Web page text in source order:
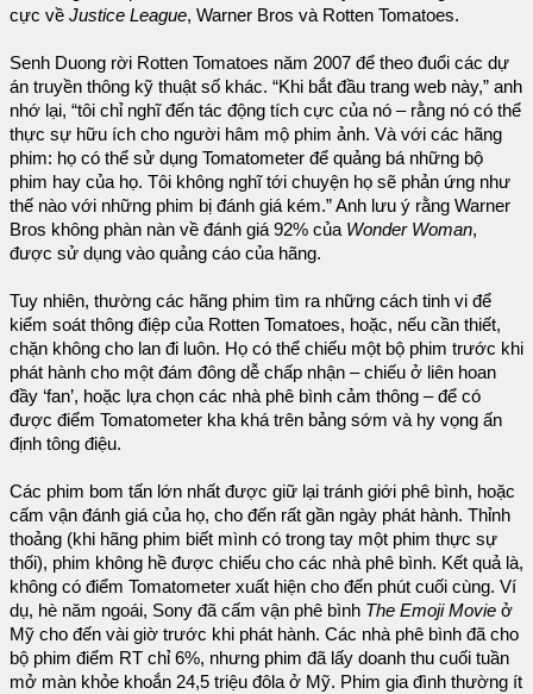
cực về Justice League, Warner Bros và Rotten Tomatoes.
Senh Duong rời Rotten Tomatoes năm 2007 để theo đuổi các dự
án truyền thông kỹ thuật số khác. “Khi bắt đầu trang web này,” anh
nhớ lại, “tôi chỉ nghĩ đến tác động tích cực của nó – rằng nó có thể
thực sự hữu ích cho người hâm mộ phim ảnh. Và với các hãng
phim: họ có thể sử dụng Tomatometer để quảng bá những bộ
phim hay của họ. Tôi không nghĩ tới chuyện họ sẽ phản ứng như
thế nào với những phim bị đánh giá kém.” Anh lưu ý rằng Warner
Bros không phàn nàn về đánh giá 92% của Wonder Woman,
được sử dụng vào quảng cáo của hãng.
Tuy nhiên, thường các hãng phim tìm ra những cách tinh vi để
kiểm soát thông điệp của Rotten Tomatoes, hoặc, nếu cần thiết,
chặn không cho lan đi luôn. Họ có thể chiếu một bộ phim trước khi
phát hành cho một đám đông dễ chấp nhận – chiếu ở liên hoan
đầy ‘fan’, hoặc lựa chọn các nhà phê bình cảm thông – để có
được điểm Tomatometer kha khá trên bảng sớm và hy vọng ấn
định tông điệu.
Các phim bom tấn lớn nhất được giữ lại tránh giới phê bình, hoặc
cấm vận đánh giá của họ, cho đến rất gần ngày phát hành. Thỉnh
thoảng (khi hãng phim biết mình có trong tay một phim thực sự
thối), phim không hề được chiếu cho các nhà phê bình. Kết quả là,
không có điểm Tomatometer xuất hiện cho đến phút cuối cùng. Ví
dụ, hè năm ngoái, Sony đã cấm vận phê bình The Emoji Movie ở
Mỹ cho đến vài giờ trước khi phát hành. Các nhà phê bình đã cho
bộ phim điểm RT chỉ 6%, nhưng phim đã lấy doanh thu cuối tuần
mở màn khỏe khoắn 24,5 triệu đôla ở Mỹ. Phim gia đình thường ít